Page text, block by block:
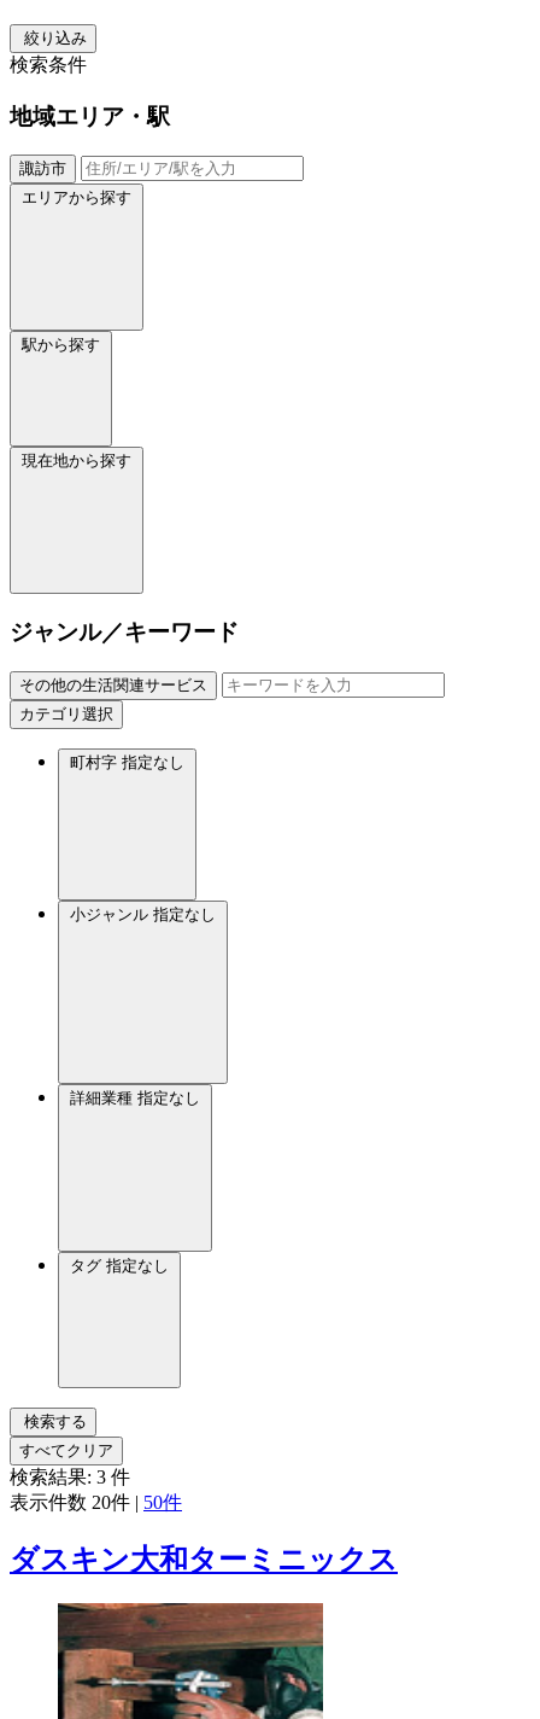
絞り込み
検索条件
地域エリア・駅
諏訪市
エリアから探す
駅から探す
現在地から探す
ジャンル／キーワード
その他の生活関連サービス
カテゴリ選択
町村字 指定なし
小ジャンル 指定なし
詳細業種 指定なし
タグ 指定なし
検索する
すべてクリア
検索結果: 3 件
表示件数 20件 | 50件
ダスキン大和ターミニックス